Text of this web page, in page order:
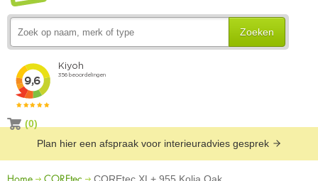
Zoeken
(0)
Plan hier een afspraak voor interieuradvies gesprek